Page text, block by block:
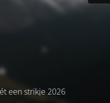
een strikje 2026